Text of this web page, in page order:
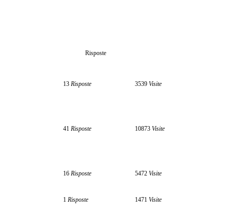
Risposte
13 Risposte 3539 Visite
41 Risposte 10873 Visite
16 Risposte 5472 Visite
1 Risposte 1471 Visite